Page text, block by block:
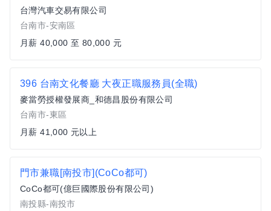
台灣汽車交易有限公司
台南市-安南區
月薪 40,000 至 80,000 元
396 台南文化餐廳 大夜正職服務員(全職)
麥當勞授權發展商_和德昌股份有限公司
台南市-東區
月薪 41,000 元以上
門市兼職[南投市](CoCo都可)
CoCo都可(億巨國際股份有限公司)
南投縣-南投市